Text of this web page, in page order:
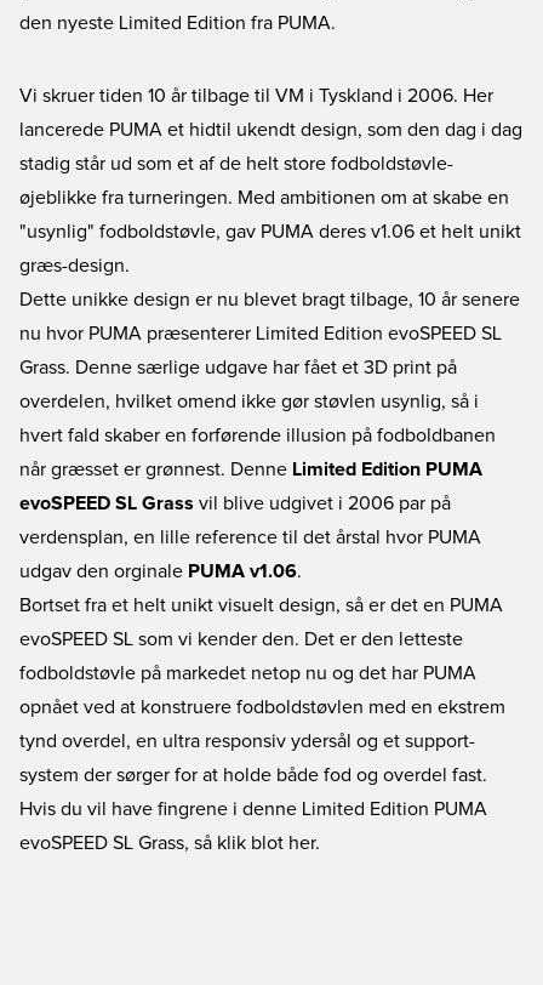
den nyeste Limited Edition fra PUMA.
Vi skruer tiden 10 år tilbage til VM i Tyskland i 2006. Her
lancerede PUMA et hidtil ukendt design, som den dag i dag
stadig står ud som et af de helt store fodboldstøvle-
øjeblikke fra turneringen. Med ambitionen om at skabe en
"usynlig" fodboldstøvle, gav PUMA deres v1.06 et helt unikt
græs-design.
Dette unikke design er nu blevet bragt tilbage, 10 år senere
nu hvor PUMA præsenterer Limited Edition evoSPEED SL
Grass. Denne særlige udgave har fået et 3D print på
overdelen, hvilket omend ikke gør støvlen usynlig, så i
hvert fald skaber en forførende illusion på fodboldbanen
når græsset er grønnest. Denne Limited Edition PUMA
evoSPEED SL Grass vil blive udgivet i 2006 par på
verdensplan, en lille reference til det årstal hvor PUMA
udgav den orginale PUMA v1.06.
Bortset fra et helt unikt visuelt design, så er det en PUMA
evoSPEED SL som vi kender den. Det er den letteste
fodboldstøvle på markedet netop nu og det har PUMA
opnået ved at konstruere fodboldstøvlen med en ekstrem
tynd overdel, en ultra responsiv ydersål og et support-
system der sørger for at holde både fod og overdel fast.
Hvis du vil have fingrene i denne Limited Edition PUMA
evoSPEED SL Grass, så klik blot her.